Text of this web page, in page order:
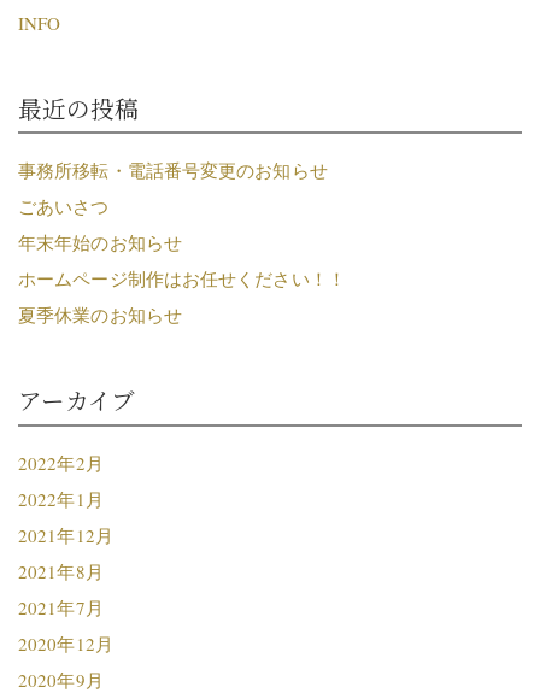
INFO
最近の投稿
事務所移転・電話番号変更のお知らせ
ごあいさつ
年末年始のお知らせ
ホームページ制作はお任せください！！
夏季休業のお知らせ
アーカイブ
2022年2月
2022年1月
2021年12月
2021年8月
2021年7月
2020年12月
2020年9月